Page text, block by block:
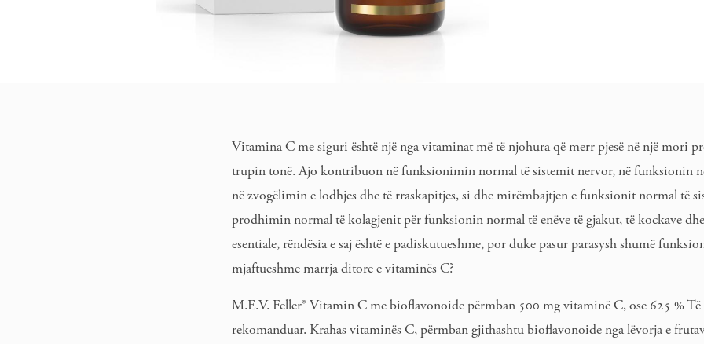
Vitamina C me siguri është një nga vitaminat më të njohura që merr pjesë në një mori
trupin tonë. Ajo kontribuon në funksionimin normal të sistemit nervor, në funksionin
në zvogëlimin e lodhjes dhe të rraskapitjes, si dhe mirëmbajtjen e funksionit normal të
prodhimin normal të kolagjenit për funksionin normal të enëve të gjakut, të kockave
esentiale, rëndësia e saj është e padiskutueshme, por duke pasur parasysh shumë
mjaftueshme marrja ditore e vitaminës C?
M.E.V. Feller® Vitamin C me bioflavonoide përmban 500 mg vitaminë C, ose 625 % Të
rekomanduar. Krahas vitaminës C, përmban gjithashtu bioflavonoide nga lëvorja e